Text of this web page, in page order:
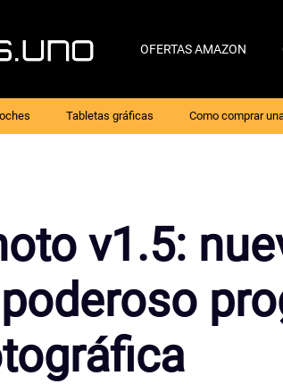
OFERTAS AMAZON
Tabletas gráficas Como comprar
v1.5: